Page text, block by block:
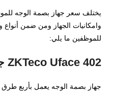
يختلف سعر جهاز بصمة الوجه
وامكانيات الجهاز ومن ضمن أنواع
للموظفين ما يلي:
ZKTeco Uface 402 جهاز بصمة الوجه
جهاز بصمة الوجه يعمل بأربع